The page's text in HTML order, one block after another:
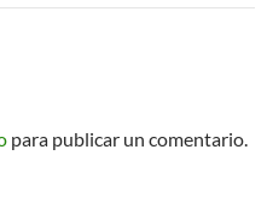
para publicar un comentario.